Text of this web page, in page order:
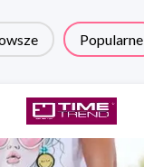
Popularne